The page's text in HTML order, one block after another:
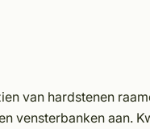
van hardstenen
vensterbanken aan.